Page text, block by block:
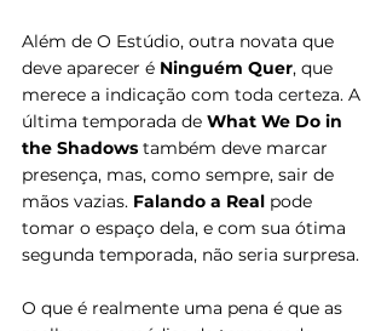
Além de O Estúdio, outra novata que
deve aparecer é Ninguém Quer, que
merece a indicação com toda certeza. A
última temporada de What We Do in
the Shadows também deve marcar
presença, mas, como sempre, sair de
mãos vazias. Falando a Real pode
tomar o espaço dela, e com sua ótima
segunda temporada, não seria surpresa.
O que é realmente uma pena é que as